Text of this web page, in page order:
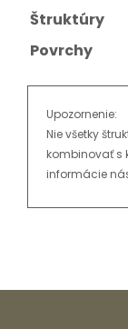
Štruktúry
Povrchy
Upozornenie:
Nie všetky
kombinovať s
informácie